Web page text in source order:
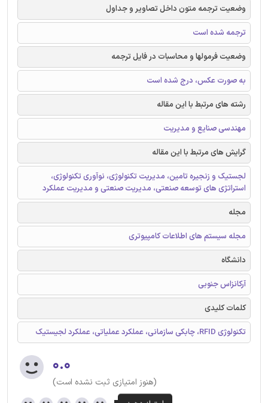
وضعیت ترجمه متون داخل تصاویر و جداول
ترجمه شده است
وضعیت فرمولها و محاسبات در فایل ترجمه
به صورت عکس، درج شده است
رشته های مرتبط با این مقاله
مهندسی صنایع و مدیریت
گرایش های مرتبط با این مقاله
لجستیک و زنجیره تامین، مدیریت تکنولوژی، نوآوری تکنولوژی،
استراتژی های توسعه صنعتی، مدیریت صنعتی و مدیریت عملکرد
مجله
مجله سیستم های اطلاعات کامپیوتری
دانشگاه
آرکانزاس جنوبی
کلمات کلیدی
تکنولوژی RFID، چابکی سازمانی، عملکرد عملیاتی، عملکرد لجیستیک
۰.۰
(هنوز امتیازی ثبت نشده است)